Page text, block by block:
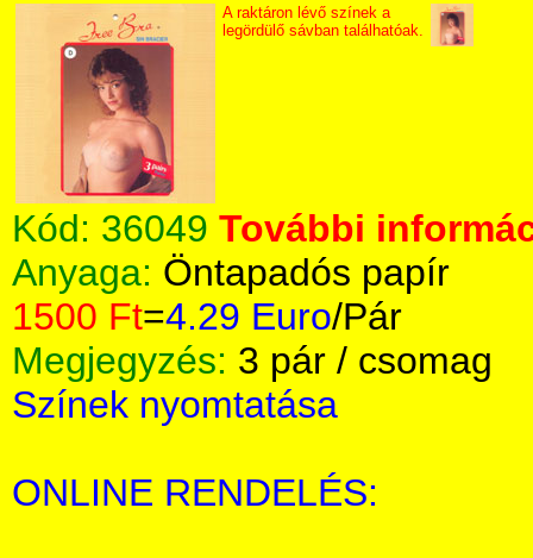
A raktáron lévő színek a
legördülő sávban találhatóak.
Kód: 36049 További
Anyaga: Öntapadós papír
1500 Ft=4.29 Euro/Pár
Megjegyzés: 3 pár / csomag
Színek nyomtatása
ONLINE RENDELÉS: